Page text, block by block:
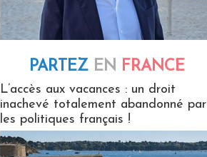
PARTEZ EN FRANCE
L’accès aux vacances : un droit
inachevé totalement abandonné par
les politiques français !